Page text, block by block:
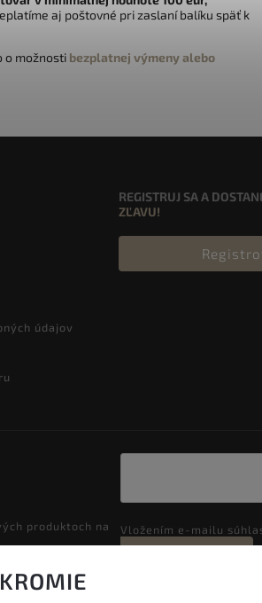
aj poštovné pri zaslaní balíku späť k
o možnosti bezplatnej výmeny alebo
údajov
REGISTRUJ SA A
ZĽAVU!
produktoch na
Vložením e-mailu